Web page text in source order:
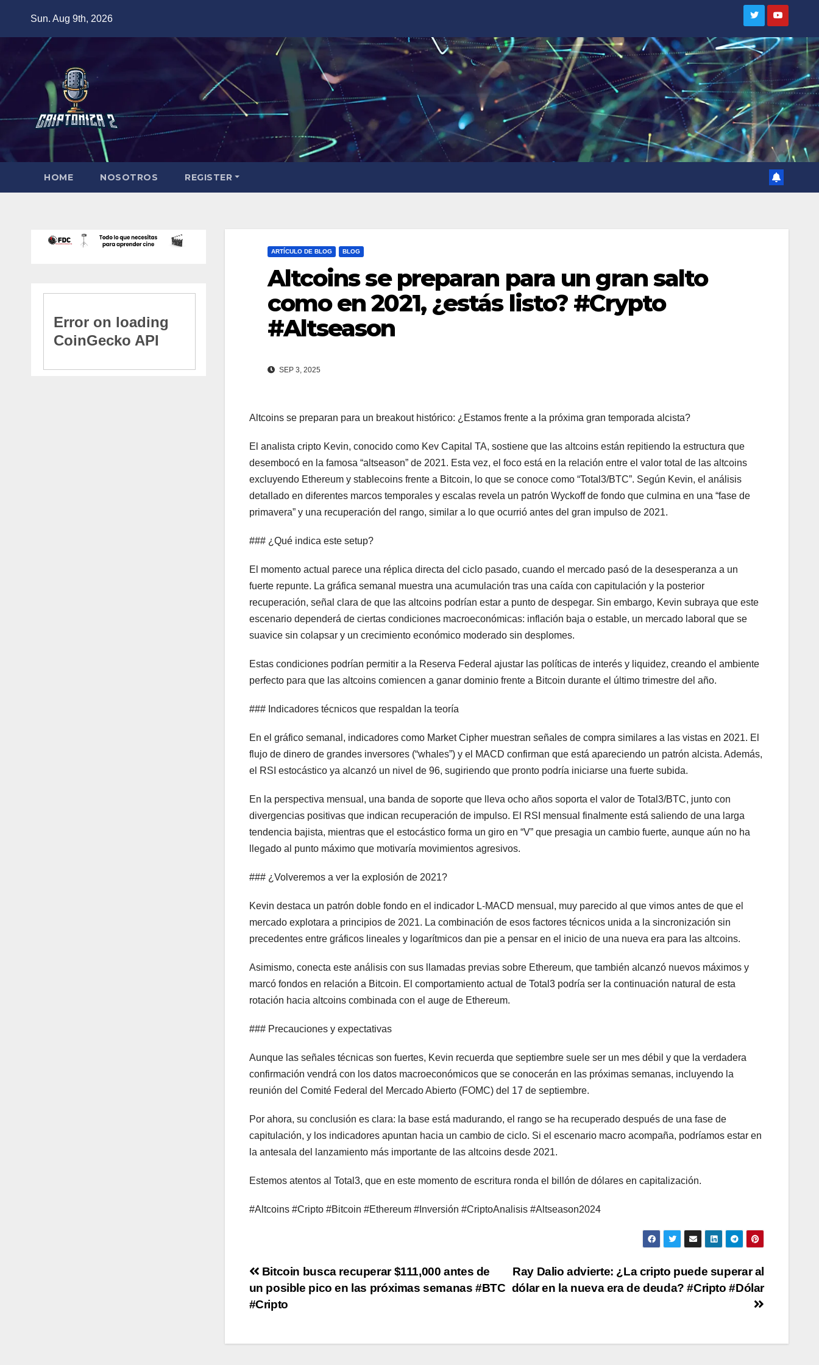
Sun. Aug 9th, 2026
HOME NOSOTROS REGISTER
ARTÍCULO DE BLOG BLOG
Altcoins se preparan para un gran salto
como en 2021, ¿estás listo? #Crypto
#Altseason
SEP 3, 2025
Altcoins se preparan para un breakout histórico: ¿Estamos frente a la próxima gran temporada alcista?
El analista cripto Kevin, conocido como Kev Capital TA, sostiene que las altcoins están repitiendo la estructura que
desembocó en la famosa “altseason” de 2021. Esta vez, el foco está en la relación entre el valor total de las altcoins
excluyendo Ethereum y stablecoins frente a Bitcoin, lo que se conoce como “Total3/BTC”. Según Kevin, el análisis
detallado en diferentes marcos temporales y escalas revela un patrón Wyckoff de fondo que culmina en una “fase de
primavera” y una recuperación del rango, similar a lo que ocurrió antes del gran impulso de 2021.
### ¿Qué indica este setup?
El momento actual parece una réplica directa del ciclo pasado, cuando el mercado pasó de la desesperanza a un
fuerte repunte. La gráfica semanal muestra una acumulación tras una caída con capitulación y la posterior
recuperación, señal clara de que las altcoins podrían estar a punto de despegar. Sin embargo, Kevin subraya que este
escenario dependerá de ciertas condiciones macroeconómicas: inflación baja o estable, un mercado laboral que se
suavice sin colapsar y un crecimiento económico moderado sin desplomes.
Estas condiciones podrían permitir a la Reserva Federal ajustar las políticas de interés y liquidez, creando el ambiente
perfecto para que las altcoins comiencen a ganar dominio frente a Bitcoin durante el último trimestre del año.
### Indicadores técnicos que respaldan la teoría
En el gráfico semanal, indicadores como Market Cipher muestran señales de compra similares a las vistas en 2021. El
flujo de dinero de grandes inversores (“whales”) y el MACD confirman que está apareciendo un patrón alcista. Además,
el RSI estocástico ya alcanzó un nivel de 96, sugiriendo que pronto podría iniciarse una fuerte subida.
En la perspectiva mensual, una banda de soporte que lleva ocho años soporta el valor de Total3/BTC, junto con
divergencias positivas que indican recuperación de impulso. El RSI mensual finalmente está saliendo de una larga
tendencia bajista, mientras que el estocástico forma un giro en “V” que presagia un cambio fuerte, aunque aún no ha
llegado al punto máximo que motivaría movimientos agresivos.
### ¿Volveremos a ver la explosión de 2021?
Kevin destaca un patrón doble fondo en el indicador L-MACD mensual, muy parecido al que vimos antes de que el
mercado explotara a principios de 2021. La combinación de esos factores técnicos unida a la sincronización sin
precedentes entre gráficos lineales y logarítmicos dan pie a pensar en el inicio de una nueva era para las altcoins.
Asimismo, conecta este análisis con sus llamadas previas sobre Ethereum, que también alcanzó nuevos máximos y
marcó fondos en relación a Bitcoin. El comportamiento actual de Total3 podría ser la continuación natural de esta
rotación hacia altcoins combinada con el auge de Ethereum.
### Precauciones y expectativas
Aunque las señales técnicas son fuertes, Kevin recuerda que septiembre suele ser un mes débil y que la verdadera
confirmación vendrá con los datos macroeconómicos que se conocerán en las próximas semanas, incluyendo la
reunión del Comité Federal del Mercado Abierto (FOMC) del 17 de septiembre.
Por ahora, su conclusión es clara: la base está madurando, el rango se ha recuperado después de una fase de
capitulación, y los indicadores apuntan hacia un cambio de ciclo. Si el escenario macro acompaña, podríamos estar en
la antesala del lanzamiento más importante de las altcoins desde 2021.
Estemos atentos al Total3, que en este momento de escritura ronda el billón de dólares en capitalización.
#Altcoins #Cripto #Bitcoin #Ethereum #Inversión #CriptoAnalisis #Altseason2024
Post
navigation
Ray Dalio advierte: ¿La cripto puede superar al
dólar en la nueva era de deuda? #Cripto #Dólar
Bitcoin busca recuperar $111,000 antes de
un posible pico en las próximas semanas #BTC
#Cripto